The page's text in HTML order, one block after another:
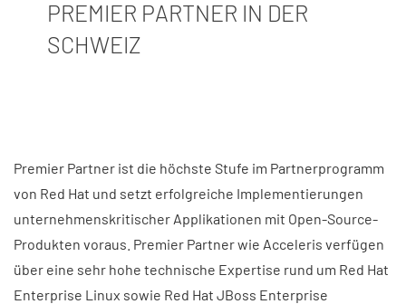
PREMIER PARTNER IN DER
SCHWEIZ
Premier Partner ist die höchste Stufe im Partnerprogramm
von Red Hat und setzt erfolgreiche Implementierungen
unternehmenskritischer Applikationen mit Open-Source-
Produkten voraus. Premier Partner wie Acceleris verfügen
über eine sehr hohe technische Expertise rund um Red Hat
Enterprise Linux sowie Red Hat JBoss Enterprise